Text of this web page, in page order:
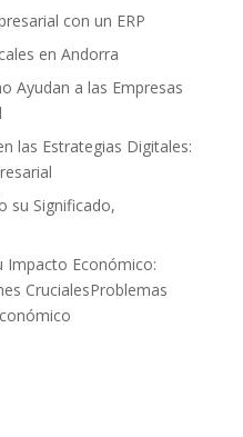
con un ERP
en Andorra
Ayudan a las Empresas
las Estrategias Digitales:
su Significado,
Impacto Económico:
CrucialesProblemas